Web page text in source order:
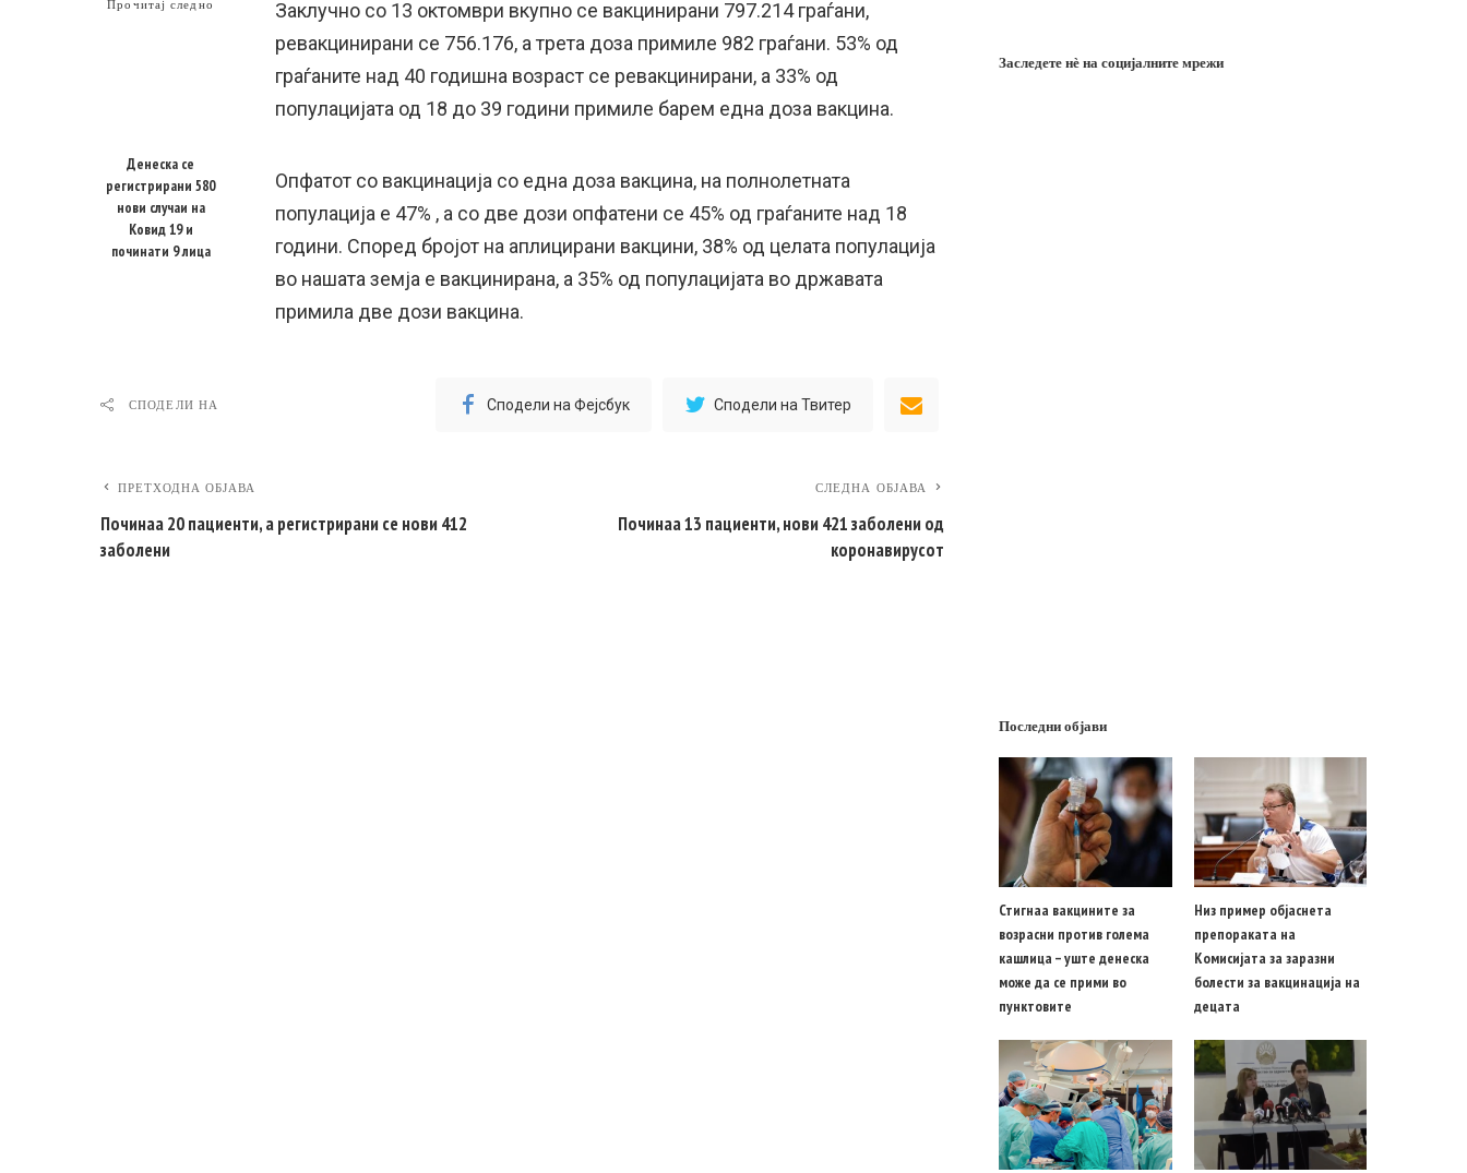
Прочитај следно
Денеска се
регистрирани 580
нови случаи на
Ковид 19 и
починати 9 лица
Заклучно со 13 октомври вкупно се вакцинирани 797.214 граѓани,
ревакцинирани се 756.176, а трета доза примиле 982 граѓани. 53% од
граѓаните над 40 годишна возраст се ревакцинирани, а 33% од
популацијата од 18 до 39 години примиле барем една доза вакцина.
Опфатот со вакцинација со една доза вакцина, на полнолетната
популација е 47% , а со две дози опфатени се 45% од граѓаните над 18
години. Според бројот на аплицирани вакцини, 38% од целата популација
во нашата земја е вакцинирана, а 35% од популацијата во државата
примила две дози вакцина.
СПОДЕЛИ НА Сподели на Фејсбук Сподели на Твитер
ПРЕТХОДНА ОБЈАВА
Починаа 20 пациенти, а регистрирани се нови 412
заболени
СЛЕДНА ОБЈАВА
Починаа 13 пациенти, нови 421 заболени од
коронавирусот
Заследете нѐ на социјалните мрежи
Последни објави
Стигнаа вакцините за
возрасни против голема
кашлица – уште денеска
може да се прими во
пунктовите
Низ пример објаснета
препораката на
Комисијата за заразни
болести за вакцинација на
децата